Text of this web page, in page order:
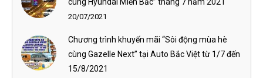
20/07/2021
Chương trình khuyến mãi “Sôi động mùa hè
cùng Gazelle Next” tại Auto Bắc Việt từ 1/7 đến
15/8/2021